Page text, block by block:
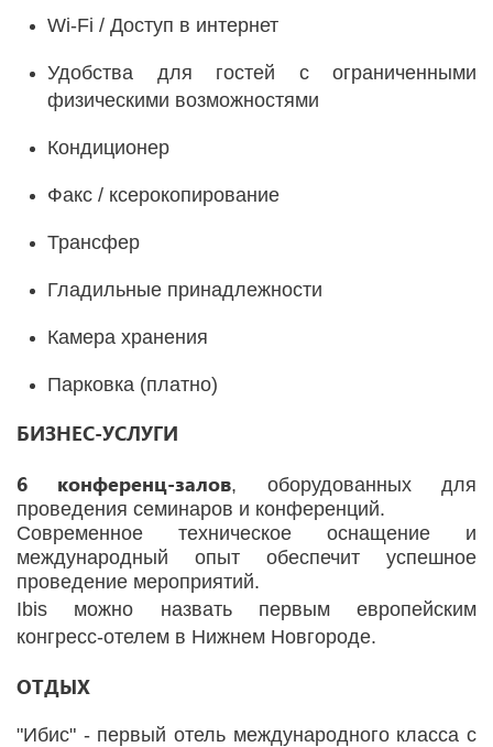
Wi-Fi / Доступ в интернет
Удобства для гостей с ограниченными
физическими возможностями
Кондиционер
Факс / ксерокопирование
Трансфер
Гладильные принадлежности
Камера хранения
Парковка (платно)
БИЗНЕС-УСЛУГИ
6 конференц-залов, оборудованных для
проведения семинаров и конференций.
Современное техническое оснащение и
международный опыт обеспечит успешное
проведение мероприятий.
Ibis можно назвать первым европейским
конгресс-отелем в Нижнем Новгороде.
ОТДЫХ
"Ибис" - первый отель международного класса с